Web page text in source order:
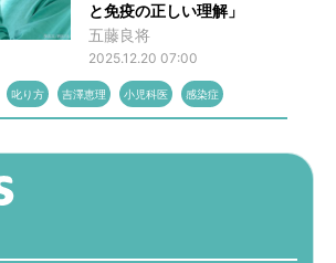
と免疫の正しい理解」
五藤良将
2025.12.20 07:00
叱り方 吉澤恵理 小児科医 感染症